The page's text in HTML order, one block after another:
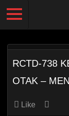
RCTD-738
OTAK –
Like